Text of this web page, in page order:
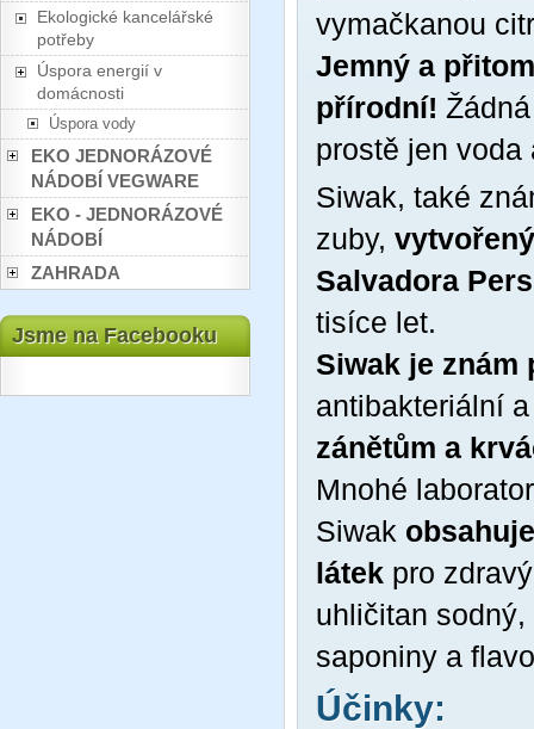
Ekologické kancelářské
potřeby
Úspora energií v
domácnosti
Úspora vody
EKO JEDNORÁZOVÉ
NÁDOBÍ VEGWARE
EKO - JEDNORÁZOVÉ
NÁDOBÍ
ZAHRADA
Jsme na Facebooku
vymačkanou
Jemný a
přírodní!
prostě jen voda
Siwak, také
zuby,
Salvadora
tisíce let.
Siwak je znám
antibakteriální
zánětům a
Mnohé
Siwak
látek pro
uhličitan
saponiny a
Účinky: